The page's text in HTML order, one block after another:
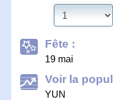
Fête :
19 mai
Voir la
YUN